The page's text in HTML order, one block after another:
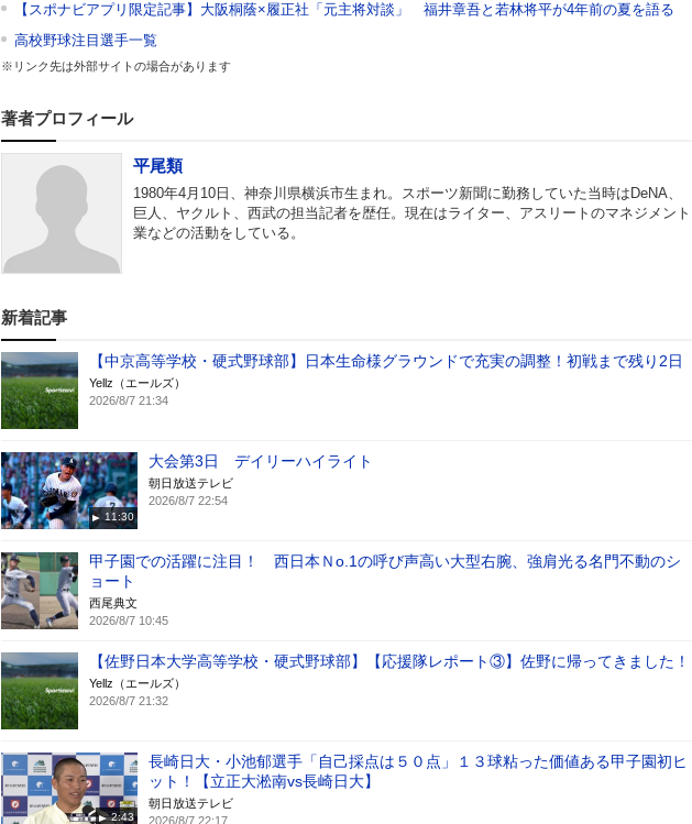
【スポナビアプリ限定記事】大阪桐蔭×履正社「元主将対談」 福井章吾と若林将平が4年前の夏を語る
高校野球注目選手一覧
※リンク先は外部サイトの場合があります
著者プロフィール
平尾類
1980年4月10日、神奈川県横浜市生まれ。スポーツ新聞に勤務していた当時はDeNA、
巨人、ヤクルト、西武の担当記者を歴任。現在はライター、アスリートのマネジメント
業などの活動をしている。
新着記事
【中京高等学校・硬式野球部】日本生命様グラウンドで充実の調整！初戦まで残り2日
Yellz（エールズ）
2026/8/7 21:34
11:30
大会第3日 デイリーハイライト
朝日放送テレビ
2026/8/7 22:54
甲子園での活躍に注目！ 西日本Ｎo.1の呼び声高い大型右腕、強肩光る名門不動のシ
ョート
西尾典文
2026/8/7 10:45
【佐野日本大学高等学校・硬式野球部】【応援隊レポート③】佐野に帰ってきました！
Yellz（エールズ）
2026/8/7 21:32
2:43
長崎日大・小池郁選手「自己採点は５０点」１３球粘った価値ある甲子園初ヒ
ット！【立正大淞南vs長崎日大】
朝日放送テレビ
2026/8/7 22:17